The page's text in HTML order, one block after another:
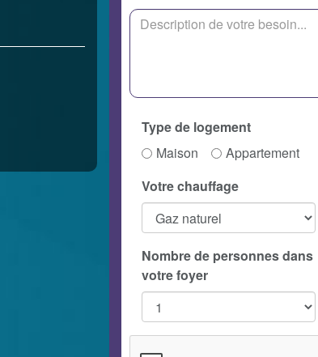
Type de logement
Maison
Appartement
Votre chauffage
Nombre de personnes dans
votre foyer